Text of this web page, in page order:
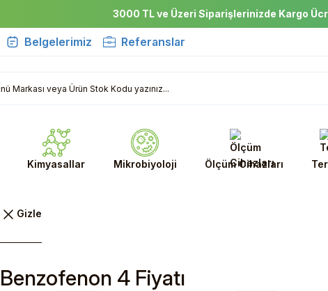
3000 TL ve Üzeri Siparişlerinizde Kargo
Belgelerimiz Referanslar
Kimyasallar Mikrobiyoloji Ölçüm Cihazları
Benzofenon 4 Fiyatı